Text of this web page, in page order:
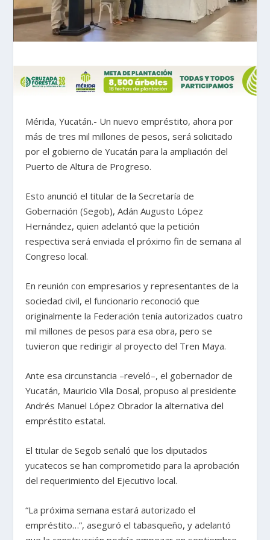
Mérida, Yucatán.- Un nuevo empréstito, ahora por
más de tres mil millones de pesos, será solicitado
por el gobierno de Yucatán para la ampliación del
Puerto de Altura de Progreso.
Esto anunció el titular de la Secretaría de
Gobernación (Segob), Adán Augusto López
Hernández, quien adelantó que la petición
respectiva será enviada el próximo fin de semana al
Congreso local.
En reunión con empresarios y representantes de la
sociedad civil, el funcionario reconoció que
originalmente la Federación tenía autorizados cuatro
mil millones de pesos para esa obra, pero se
tuvieron que redirigir al proyecto del Tren Maya.
Ante esa circunstancia –reveló–, el gobernador de
Yucatán, Mauricio Vila Dosal, propuso al presidente
Andrés Manuel López Obrador la alternativa del
empréstito estatal.
El titular de Segob señaló que los diputados
yucatecos se han comprometido para la aprobación
del requerimiento del Ejecutivo local.
“La próxima semana estará autorizado el
empréstito…”, aseguró el tabasqueño, y adelantó